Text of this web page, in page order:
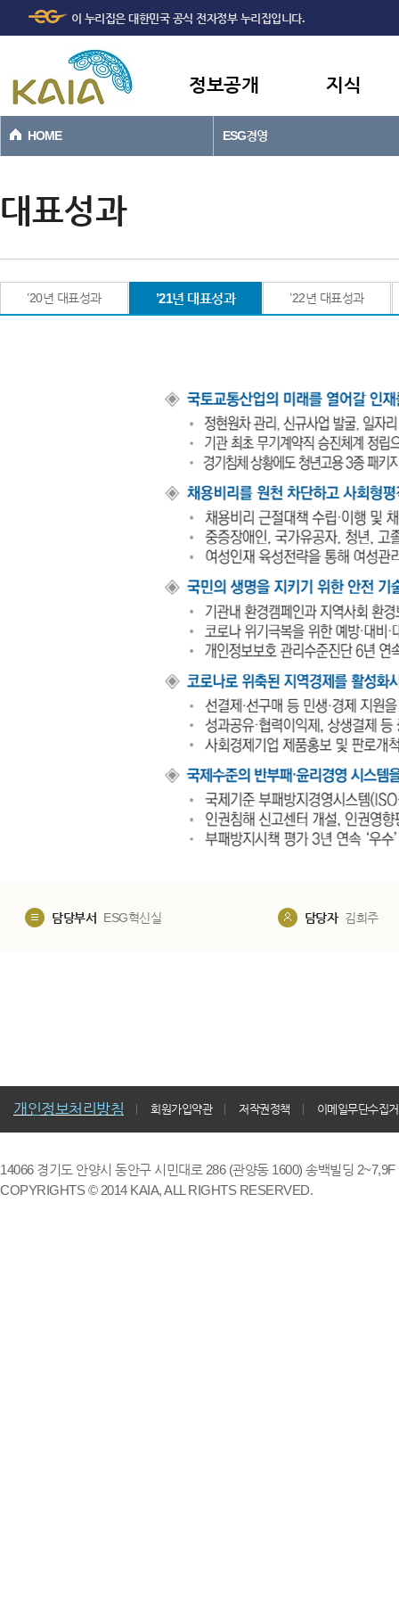
본문바로가기
이 누리집은 대한민국 공식 전자정부 누리집입니다.
정보공개 지식
HOME ESG경영
대표성과
’20년 대표성과 ’21년 대표성과 ’22년 대표성과
담당부서 ESG혁신실 담당자 김희주
개인정보처리방침 회원가입약관 저작권정책 이메일무단수집
14066 경기도 안양시 동안구 시민대로 286 (관양동 1600) 송백빌딩
COPYRIGHTS © 2014 KAIA, ALL RIGHTS RESERVED.